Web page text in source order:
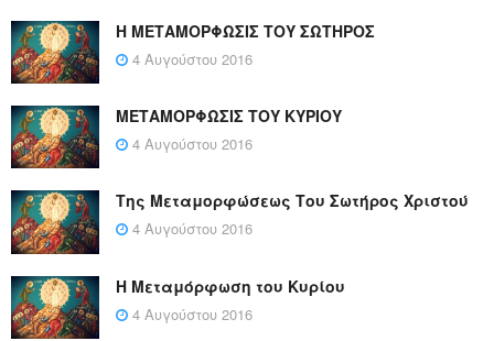
Η ΜΕΤΑΜΟΡΦΩΣΙΣ ΤΟΥ ΣΩΤΗΡΟΣ
4 Αυγούστου 2016
ΜΕΤΑΜΟΡΦΩΣΙΣ ΤΟΥ ΚΥΡΙΟΥ
4 Αυγούστου 2016
Της Μεταμορφώσεως Του Σωτήρος Χριστού
4 Αυγούστου 2016
Η Μεταμόρφωση του Κυρίου
4 Αυγούστου 2016